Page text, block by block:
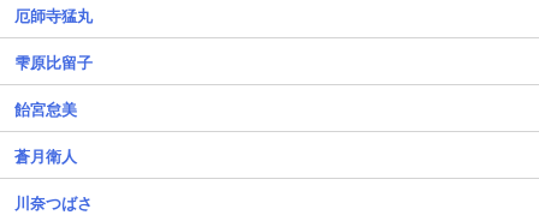
厄師寺猛丸
雫原比留子
飴宮怠美
蒼月衛人
川奈つばさ